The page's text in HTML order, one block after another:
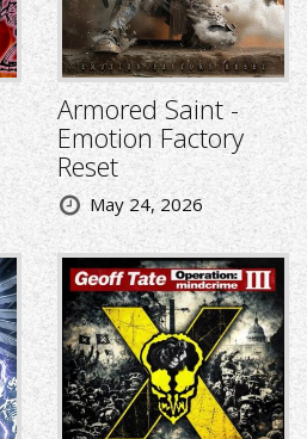
Armored Saint -
Emotion Factory
Reset
May 24, 2026